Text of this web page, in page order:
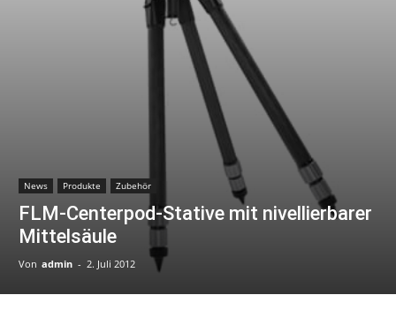
News Produkte Zubehör
FLM-Centerpod-Stative mit nivellierbarer
Mittelsäule
Von admin - 2. Juli 2012